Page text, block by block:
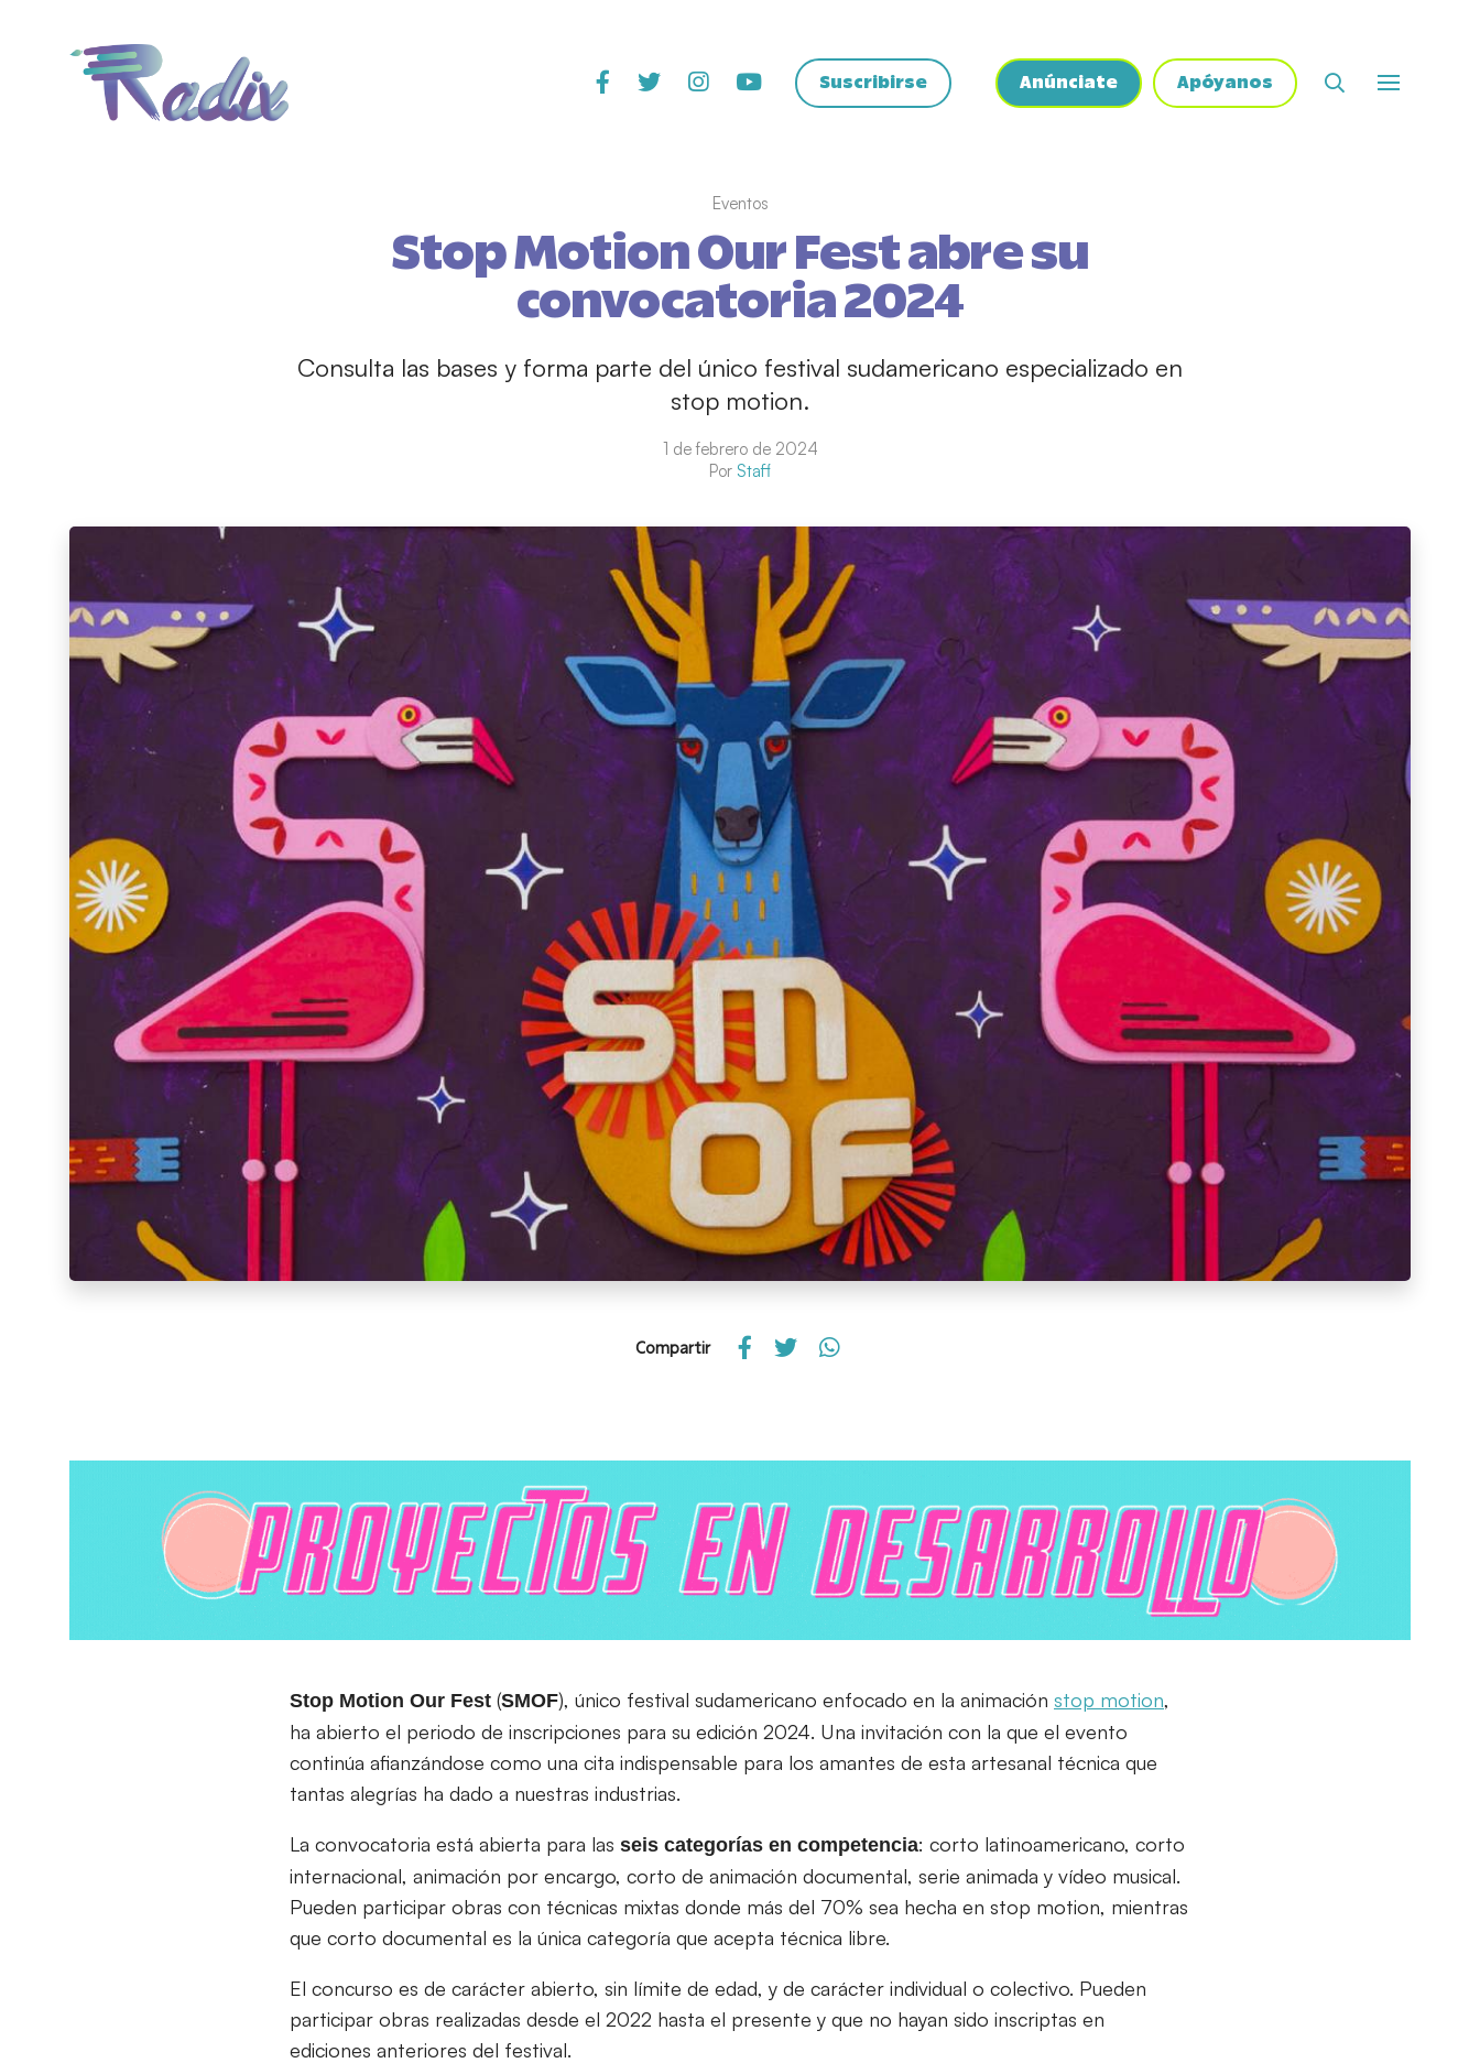
Suscribirse Anúnciate Apóyanos
Eventos
Stop Motion Our Fest abre su
convocatoria 2024
Consulta las bases y forma parte del único festival sudamericano especializado en
stop motion.
1 de febrero de 2024
Por Staff
Compartir
Stop Motion Our Fest (SMOF), único festival sudamericano enfocado en la animación stop motion,
ha abierto el periodo de inscripciones para su edición 2024. Una invitación con la que el evento
continúa afianzándose como una cita indispensable para los amantes de esta artesanal técnica que
tantas alegrías ha dado a nuestras industrias.
La convocatoria está abierta para las seis categorías en competencia: corto latinoamericano, corto
internacional, animación por encargo, corto de animación documental, serie animada y vídeo musical.
Pueden participar obras con técnicas mixtas donde más del 70% sea hecha en stop motion, mientras
que corto documental es la única categoría que acepta técnica libre.
El concurso es de carácter abierto, sin límite de edad, y de carácter individual o colectivo. Pueden
participar obras realizadas desde el 2022 hasta el presente y que no hayan sido inscriptas en
ediciones anteriores del festival.